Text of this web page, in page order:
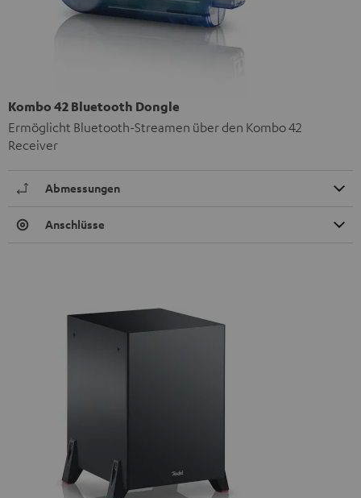
Kombo 42 Bluetooth Dongle
Ermöglicht Bluetooth-Streamen über den Kombo 42
Receiver
Abmessungen
Anschlüsse